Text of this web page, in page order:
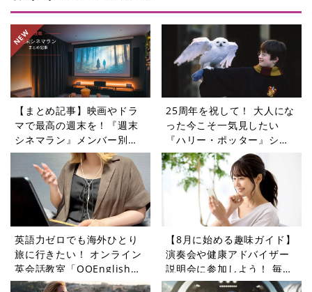
【まとめ記事】映画やドラ
マで最高の週末を！『週末
シネマラン』メンバー別お
すすめガイド
25周年を祝して！ 大人にな
った今こそ一気見したい
『ハリー・ポッター』シリ
ーズ【週末シネマラン
#75】
英語力ゼロでも海外ひとり
旅に行きたい！ オンライン
英会話教室「QQEnglish」
に挑戦してみた
【8月に始める趣味ガイド】
演奏会や健康アドバイザー
説明会に参加しよう！ 毎日
の暮らしに変化をもたらす